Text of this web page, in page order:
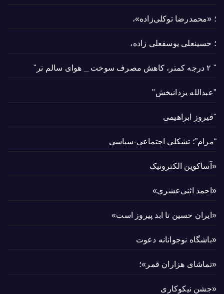
؛ «محمدرضا توکلی‌زاده»،
؛ حسینعلی یوسفعلی زاده،
" ۲ درجه کمتر، کاهش مصرف سوخت _ هوای سالم تر"
"عبدالله یزدانبخش"
"فیروز ابراهیمی
“مرام”؛ تشکلی اجتماعی-سیاسی
«آساکوین الکترونیک
«احمد اثنی‌عشری»
«ایران حسین تا ابد پیروز است»
«باشگاه نوجوانانه دعوت
«تماشای هزاران قمر»؛
«جشن نیکوکاری